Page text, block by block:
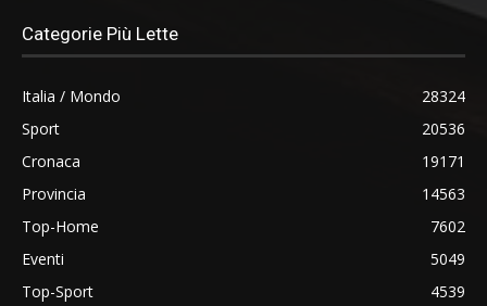
Categorie Più Lette
Italia / Mondo
28324
Sport
20536
Cronaca
19171
Provincia
14563
Top-Home
7602
Eventi
5049
Top-Sport
4539